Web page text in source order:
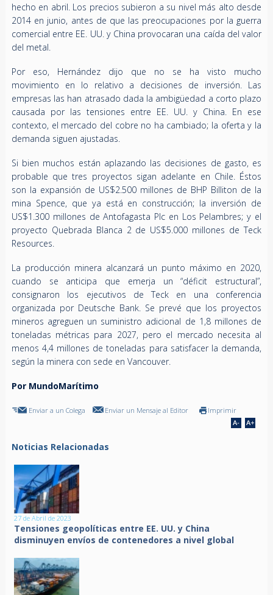
hecho en abril. Los precios subieron a su nivel más alto desde
2014 en junio, antes de que las preocupaciones por la guerra
comercial entre EE. UU. y China provocaran una caída del valor
del metal.
Por eso, Hernández dijo que no se ha visto mucho
movimiento en lo relativo a decisiones de inversión. Las
empresas las han atrasado dada la ambigüedad a corto plazo
causada por las tensiones entre EE. UU. y China. En ese
contexto, el mercado del cobre no ha cambiado; la oferta y la
demanda siguen ajustadas.
Si bien muchos están aplazando las decisiones de gasto, es
probable que tres proyectos sigan adelante en Chile. Éstos
son la expansión de US$2.500 millones de BHP Billiton de la
mina Spence, que ya está en construcción; la inversión de
US$1.300 millones de Antofagasta Plc en Los Pelambres; y el
proyecto Quebrada Blanca 2 de US$5.000 millones de Teck
Resources.
La producción minera alcanzará un punto máximo en 2020,
cuando se anticipa que emerja un “déficit estructural”,
consignaron los ejecutivos de Teck en una conferencia
organizada por Deutsche Bank. Se prevé que los proyectos
mineros agreguen un suministro adicional de 1,8 millones de
toneladas métricas para 2027, pero el mercado necesita al
menos 4,4 millones de toneladas para satisfacer la demanda,
según la minera con sede en Vancouver.
Por MundoMarítimo
Enviar a un Colega Enviar un Mensaje al Editor Imprimir
Noticias Relacionadas
27 de Abril de 2023
Tensiones geopolíticas entre EE. UU. y China
disminuyen envíos de contenedores a nivel global